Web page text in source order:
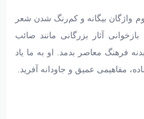
واژگان بیگانه و کم‌رنگ شدن شعر
آثار بزرگانی مانند صائب
فرهنگ معاصر بدمد. او به ما یاد
مفاهیمی عمیق و جاودانه آفرید.